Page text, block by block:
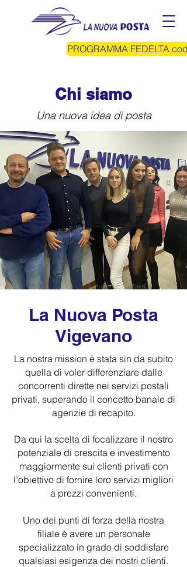
PROGRAMMA FEDELTA
Chi siamo
Una nuova idea di posta
La Nuova Posta
Vigevano
La nostra mission è stata sin da subito
quella di voler differenziare dalle
concorrenti dirette nei servizi postali
privati, superando il concetto banale di
agenzie di recapito.
Da qui la scelta di focalizzare il nostro
potenziale di crescita e investimento
maggiormente sui clienti privati con
l’obiettivo di fornire loro servizi migliori
a prezzi convenienti.
Uno dei punti di forza della nostra
filiale è avere un personale
specializzato in grado di soddisfare
qualsiasi esigenza dei nostri clienti.